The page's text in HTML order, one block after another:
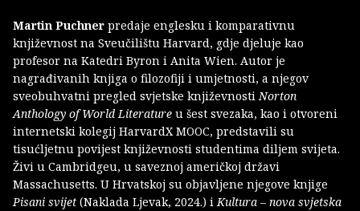
Martin Puchner predaje englesku i komparativnu
književnost na Sveučilištu Harvard, gdje djeluje kao
profesor na Katedri Byron i Anita Wien. Autor je
nagrađivanih knjiga o filozofiji i umjetnosti, a njegov
sveobuhvatni pregled svjetske književnostiNorton
Anthology of World Literature u šest svezaka, kao i otvoreni
internetski kolegij HarvardX MOOC, predstavili su
tisućljetnu povijest književnosti studentima diljem svijeta.
Živi u Cambridgeu, u saveznoj američkoj državi
Massachusetts. U Hrvatskoj su objavljene njegove knjige
Pisani svijet (Naklada Ljevak, 2024.) iKultura – nova svjetska